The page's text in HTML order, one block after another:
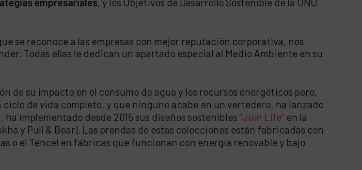
se reconoce a las empresas con mejor reputación corporativa, nos
Todas ellas le dedican un apartado especial al Medio Ambiente en su
de su impacto en el consumo de agua y los recursos energéticos pero,
de vida completo, y que ninguno acabe en un vertedero, ha lanzado
implementado desde 2015 sus diseños sostenibles “Join Life” en la
y Pull & Bear). Las prendas de estas colecciones están fabricadas con
o el Tencel en fábricas que funcionan con energía renovable y bajo